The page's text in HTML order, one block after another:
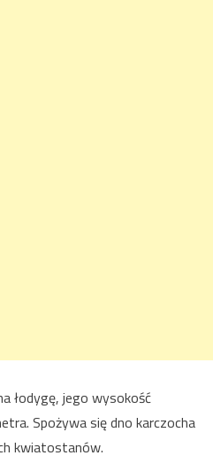
łodygę, jego wysokość
Spożywa się dno karczocha
kwiatostanów.